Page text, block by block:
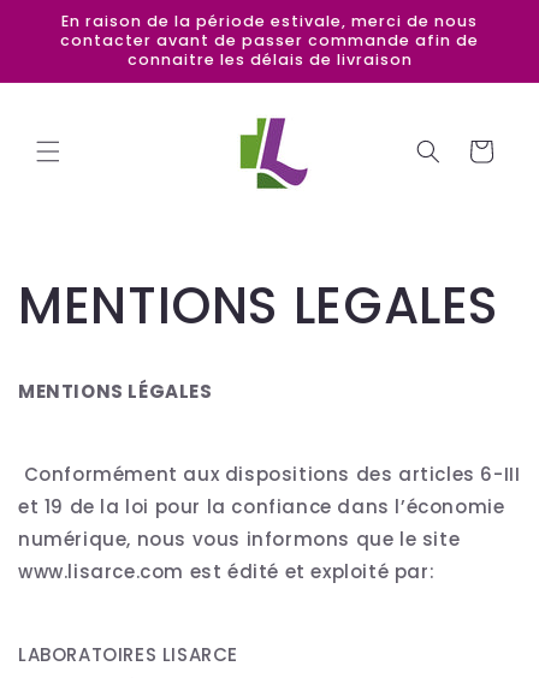
passer
En raison de la période estivale, merci de nous
contacter avant de passer commande afin de
connaitre les délais de livraison
Panier
MENTIONS LEGALES
MENTIONS LÉGALES
Conformément aux dispositions des articles 6-III
et 19 de la loi pour la confiance dans l’économie
numérique, nous vous informons que le site
www.lisarce.com est édité et exploité par:
LABORATOIRES LISARCE